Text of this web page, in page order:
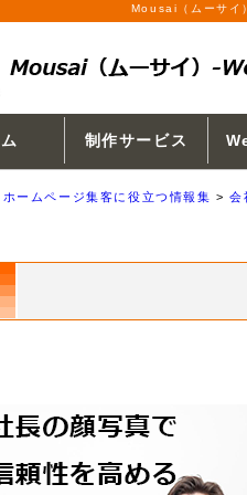
Mousai（ムーサイ
制作サービス
ホームページ集客に役立つ情報集 >会